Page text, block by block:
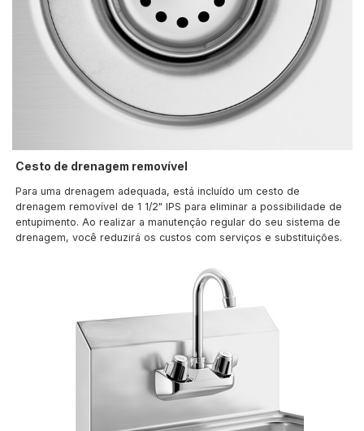
Cesto de drenagem removível
Para uma drenagem adequada, está incluído um cesto de
drenagem removível de 1 1/2" IPS para eliminar a possibilidade de
entupimento. Ao realizar a manutenção regular do seu sistema de
drenagem, você reduzirá os custos com serviços e substituições.